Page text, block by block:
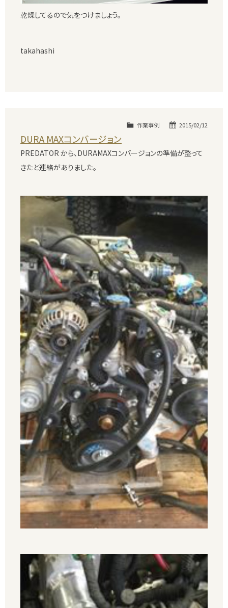
乾燥してるので気をつけましょう。
takahashi
2015/02/12
作業事例
DURA MAXコンバージョン
PREDATOR から、DURAMAXコンバージョンの準備が整って
きたと連絡がありました。